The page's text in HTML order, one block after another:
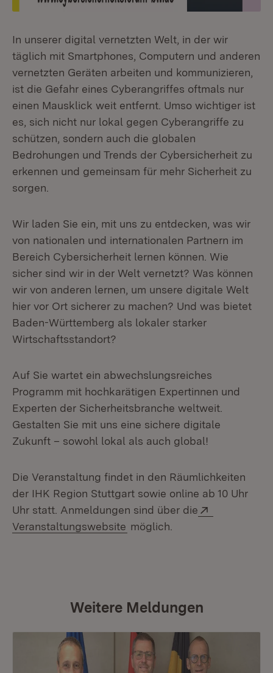
In unserer digital vernetzten Welt, in der wir
täglich mit Smartphones, Computern und anderen
vernetzten Geräten arbeiten und kommunizieren,
ist die Gefahr eines Cyberangriffes oftmals nur
einen Mausklick weit entfernt. Umso wichtiger ist
es, sich nicht nur lokal gegen Cyberangriffe zu
schützen, sondern auch die globalen
Bedrohungen und Trends der Cybersicherheit zu
erkennen und gemeinsam für mehr Sicherheit zu
sorgen.
Wir laden Sie ein, mit uns zu entdecken, was wir
von nationalen und internationalen Partnern im
Bereich Cybersicherheit lernen können. Wie
sicher sind wir in der Welt vernetzt? Was können
wir von anderen lernen, um unsere digitale Welt
hier vor Ort sicherer zu machen? Und was bietet
Baden-Württemberg als lokaler starker
Wirtschaftsstandort?
Auf Sie wartet ein abwechslungsreiches
Programm mit hochkarätigen Expertinnen und
Experten der Sicherheitsbranche weltweit.
Gestalten Sie mit uns eine sichere digitale
Zukunft – sowohl lokal als auch global!
Die Veranstaltung findet in den Räumlichkeiten
der IHK Region Stuttgart sowie online ab 10 Uhr
Uhr statt. Anmeldungen sind über die
Veranstaltungswebsite (Öffnet in neuem Fenster)
möglich.
Weitere Meldungen